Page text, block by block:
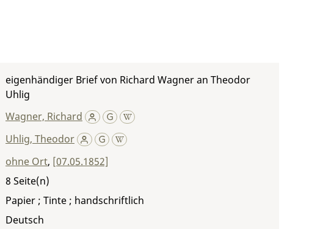
eigenhändiger Brief von Richard Wagner an Theodor
Uhlig
Wagner, Richard
Uhlig, Theodor
ohne Ort, [07.05.1852]
8
Papier ; Tinte ; handschriftlich
Deutsch